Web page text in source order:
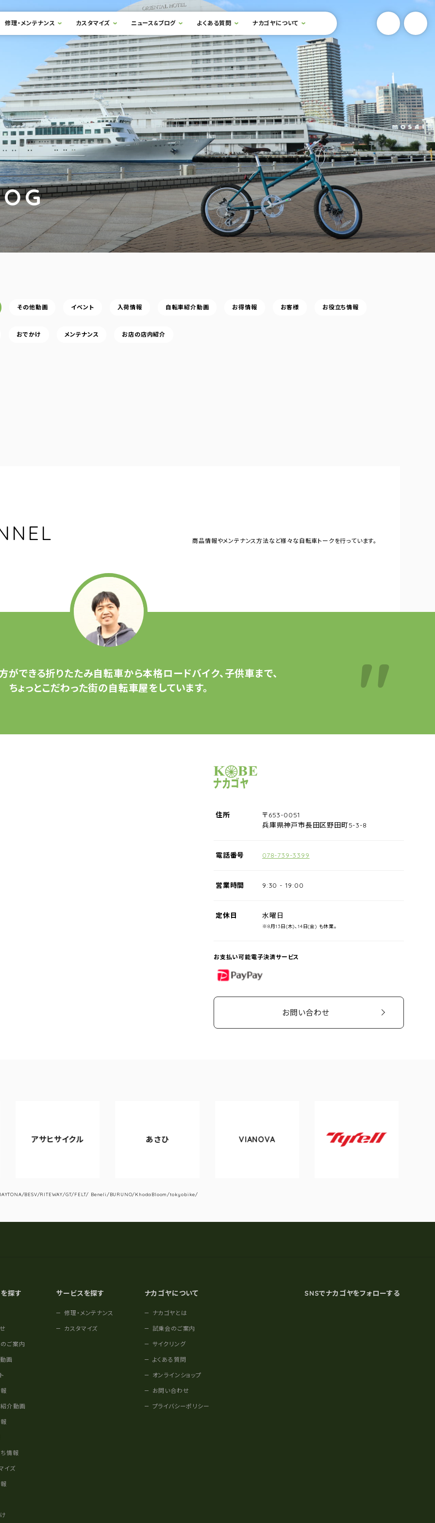
修理・メンテナンス カスタマイズ ニュース&ブログ よくある質問 ナカゴヤについて 検索フォームを開閉する YouTube
その他動画 イベント 入荷情報 自転車紹介動画 お得情報 お客様 お役立ち情報
おでかけ メンテナンス お店の店内紹介
商品情報やメンテナンス方法など様々な自転車トークを行っています。
ができる折りたたみ自転車から本格ロードバイク、子供車まで、
ちょっとこだわった街の自転車屋をしています。
サイクルショップナカゴヤ
住所
〒653-0051
兵庫県神戸市長田区野田町5-3-8
電話番号 078-739-3399
営業時間 9:30 - 19:00
定休日 水曜日
※8月13日(木)、14日(金) も休業。
お支払い可能電子決済サービス
PayPay
お問い合わせ
アサヒサイクル VIANOVA
Tyrell
BESV/RITEWAY/GT/FELT/ Beneli/BURUNO/KhodaBloom/tokyobike/
探す
ご案内
画
介動画
情報
イズ
サービスを探す
修理・メンテナンス
カスタマイズ
ナカゴヤについて
ナカゴヤとは
試乗会のご案内
サイクリング
よくある質問
オンラインショップ
お問い合わせ
プライバシーポリシー
SNSでナカゴヤをフォローする